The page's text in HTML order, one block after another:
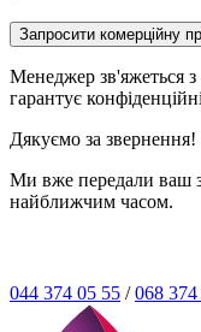
Запросити комерційну
Менеджер зв'яжеться
гарантує
Дякуємо за звернення!
Ми вже передали ваш
найближчим часом.
044 374 05 55 / 068